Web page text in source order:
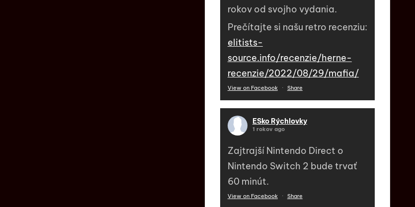
rokov od svojho vydania.
Prečítajte si našu retro recenziu:
elitists-
source.info/recenzie/herne-
recenzie/2022/08/29/mafia/
View on Facebook · Share
ESko Rýchlovky
1 rokov ago
Zajtrajší Nintendo Direct o
Nintendo Switch 2 bude trvať
60 minút.
View on Facebook · Share